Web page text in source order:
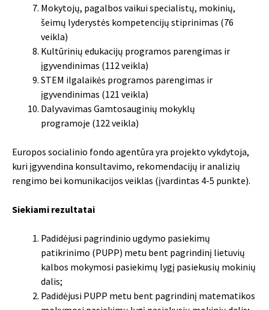
Mokytojų, pagalbos vaikui specialistų, mokinių,
šeimų lyderystės kompetencijų stiprinimas (76
veikla)
Kultūrinių edukacijų programos parengimas ir
įgyvendinimas (112 veikla)
STEM ilgalaikės programos parengimas ir
įgyvendinimas (121 veikla)
Dalyvavimas Gamtosauginių mokyklų
programoje (122 veikla)
Europos socialinio fondo agentūra yra projekto vykdytoja,
kuri įgyvendina konsultavimo, rekomendacijų ir analizių
rengimo bei komunikacijos veiklas (įvardintas 4-5 punkte).
Siekiami rezultatai
Padidėjusi pagrindinio ugdymo pasiekimų
patikrinimo (PUPP) metu bent pagrindinį lietuvių
kalbos mokymosi pasiekimų lygį pasiekusių mokinių
dalis;
Padidėjusi PUPP metu bent pagrindinį matematikos